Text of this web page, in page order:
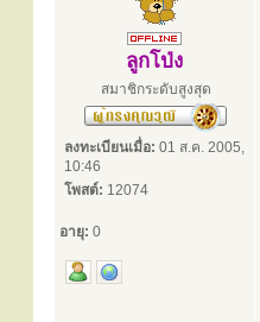
ลูกโป่ง
สมาชิกระดับสูงสุด
ลงทะเบียนเมื่อ: 01 ส.ค. 2005,
10:46
โพสต์: 12074
อายุ: 0